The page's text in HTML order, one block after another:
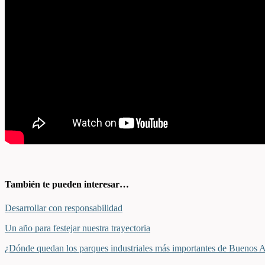
También te pueden interesar…
Desarrollar con responsabilidad
Un año para festejar nuestra trayectoria
¿Dónde quedan los parques industriales más importantes de Buenos